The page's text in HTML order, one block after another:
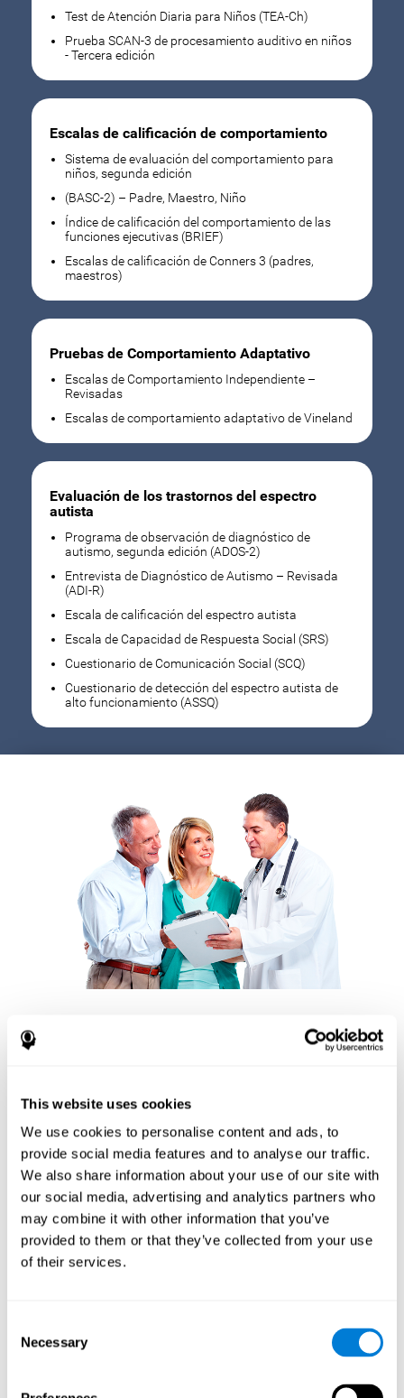
This website uses cookies
We use cookies to personalise content and ads, to
provide social media features and to analyse our traffic.
We also share information about your use of our site with
our social media, advertising and analytics partners who
may combine it with other information that you’ve
provided to them or that they’ve collected from your use
of their services.
Selection
Necessary
Test de Atención Diaria para Niños (TEA-Ch)
Prueba SCAN-3 de procesamiento auditivo en niños
- Tercera edición
Escalas de calificación de comportamiento
Sistema de evaluación del comportamiento para
niños, segunda edición
(BASC-2) – Padre, Maestro, Niño
Índice de calificación del comportamiento de las
funciones ejecutivas (BRIEF)
Escalas de calificación de Conners 3 (padres,
maestros)
Pruebas de Comportamiento Adaptativo
Escalas de Comportamiento Independiente –
Revisadas
Escalas de comportamiento adaptativo de Vineland
Evaluación de los trastornos del espectro
autista
Programa de observación de diagnóstico de
autismo, segunda edición (ADOS-2)
Entrevista de Diagnóstico de Autismo – Revisada
(ADI-R)
Escala de calificación del espectro autista
Escala de Capacidad de Respuesta Social (SRS)
Cuestionario de Comunicación Social (SCQ)
Cuestionario de detección del espectro autista de
alto funcionamiento (ASSQ)
¿Por qué se ha
evaluación
neuropsicológica?
La evaluación neuropsicológica documenta patrones de
fortalezas y debilidades entre las funciones cognitivas y
conductuales. Para pacientes con enfermedad de
Parkinson u otro trastorno del movimiento, una
evaluación e interpretación de este patrón de fortalezas y
debilidades puede:
comportamiento están relacionados con el trastorno del
movimiento, la depresión, el trastorno bipolar, otras
Ayudar con la evaluación antes y después de los